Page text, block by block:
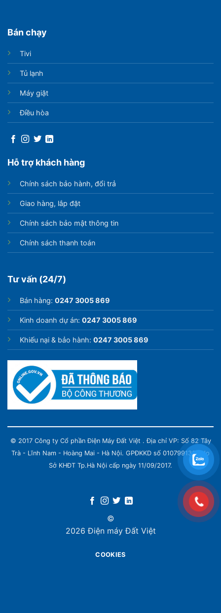
Bán chạy
Tivi
Tủ lạnh
Máy giặt
Điều hòa
Hỗ trợ khách hàng
Chính sách bảo hành, đổi trả
Giao hàng, lắp đặt
Chính sách bảo mật thông tin
Chính sách thanh toán
Tư vấn (24/7)
Bán hàng: 0247 3005 869
Kinh doanh dự án: 0247 3005 869
Khiếu nại & bảo hành: 0247 3005 869
© 2017 Công ty Cổ phần Điện Máy Đất Việt . Địa chỉ VP: Số 82 Tây
Trà - Lĩnh Nam - Hoàng Mai - Hà Nội. GPĐKKD số 0107991339 do
Sở KHĐT Tp.Hà Nội cấp ngày 11/09/2017.
©
2026 Điện máy Đất Việt
COOKIES